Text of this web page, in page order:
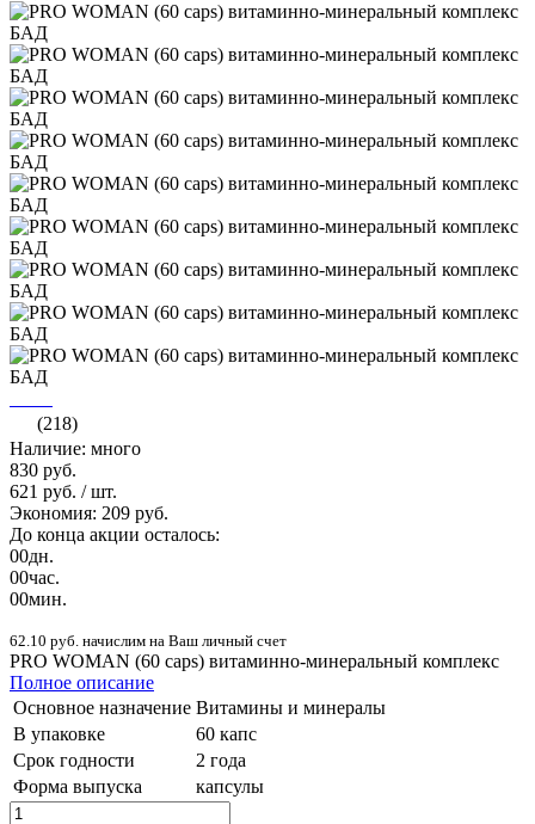
(218)
Наличие: много
830 руб.
621 руб. / шт.
Экономия: 209 руб.
До конца акции осталось:
00дн.
00час.
00мин.
62.10 руб. начислим на Ваш личный счет
PRO WOMAN (60 caps) витаминно-минеральный комплекс
Полное описание
Основное назначение Витамины и минералы
В упаковке
60 капс
Срок годности
2 года
Форма выпуска
капсулы